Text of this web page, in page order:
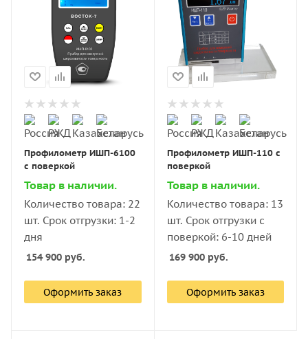
Профилометр ИШП-6100
с поверкой
Товар в наличии.
Количество товара: 22
шт. Срок отгрузки: 1-2
дня
154 900 руб.
Оформить заказ
Профилометр ИШП-110 с
поверкой
Товар в наличии.
Количество товара: 13
шт. Срок отгрузки с
поверкой: 6-10 дней
169 900руб.
Оформить заказ